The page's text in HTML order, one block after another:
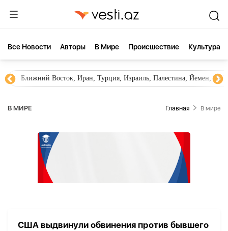
Все Новости Aвторы В Мире Происшествие Культура
Ближний Восток, Иран, Турция, Израиль, Палестина, Йемен,
В МИРЕ Главная В мире
США выдвинули обвинения против бывшего